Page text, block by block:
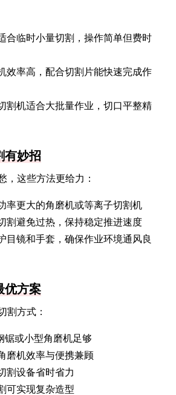
合临时小量切割，操作简单但费时
效率高，配合切割片能快速完成作
割机适合大批量作业，切口平整精
有妙招
，这些方法更给力：
率更大的角磨机或等离子切割机
割避免过热，保持稳定推进速度
目镜和手套，确保作业环境通风良
优方案
割方式：
锯或小型角磨机足够
磨机效率与便携兼顾
割设备省时省力
可实现复杂造型